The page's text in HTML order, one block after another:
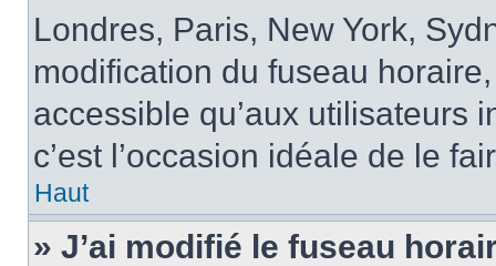
Londres, Paris, New York,
modification du fuseau
accessible qu’aux utilisateurs
c’est l’occasion idéale de le
Haut
» J’ai modifié le fuseau